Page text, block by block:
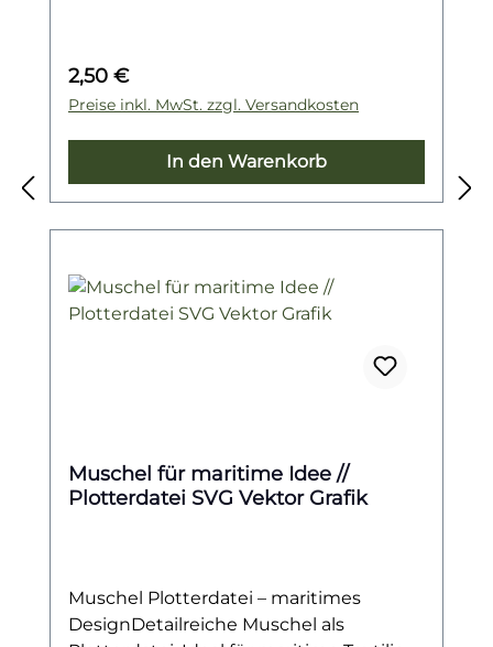
eleganten Look. Mit ihrer klaren Form
und den fließenden Linien wirkt das
maritime Designs mit einem Hauch
Magie.Ob auf Kleidung, Taschen, Kissen,
Wandbildern oder als dekoratives
Element – die vielseitige Datei sorgt für
deine Kreationen zu einzigartigen
Hinguckern.
Regulärer Preis:
2,50 €
Preise inkl. MwSt. zzgl. Versandkosten
In den Warenkorb
Muschel für maritime Idee //
Plotterdatei SVG Vektor Grafik
Muschel Plotterdatei – maritimes
DesignDetailreiche Muschel als